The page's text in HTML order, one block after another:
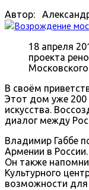
Автор:
18 апреля
проекта
В своём
Этот дом уже 200
искусства.
диалог между
Владимир Габбе
Армении в
Он также
Культурного
возможности для